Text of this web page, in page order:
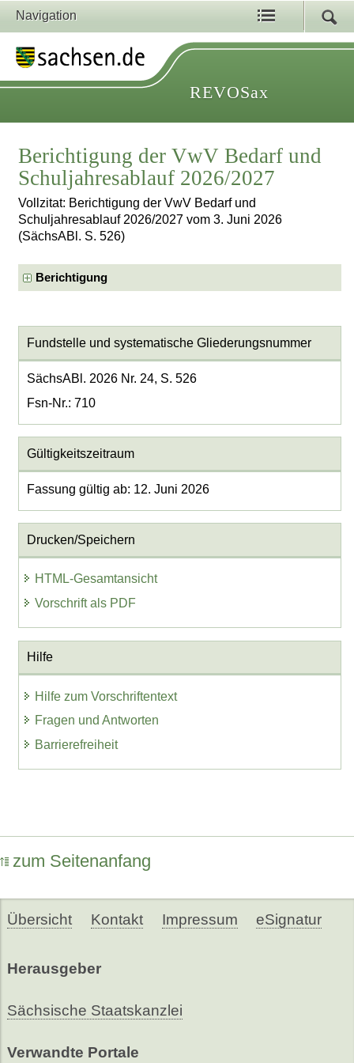
Navigation
REVOSax
Berichtigung der VwV Bedarf und
Schuljahresablauf 2026/2027
Vollzitat: Berichtigung der VwV Bedarf und
Schuljahresablauf 2026/2027 vom 3. Juni 2026
(SächsABl. S. 526)
Berichtigung
Fundstelle und systematische Gliederungsnummer
SächsABl. 2026 Nr. 24, S. 526
Fsn-Nr.: 710
Gültigkeitszeitraum
Fassung gültig ab: 12. Juni 2026
Drucken/Speichern
HTML-Gesamtansicht
Vorschrift als PDF
Hilfe
Hilfe zum Vorschriftentext
Fragen und Antworten
Barrierefreiheit
zum Seitenanfang
Übersicht Kontakt Impressum eSignatur
Herausgeber
Sächsische Staatskanzlei
Verwandte Portale